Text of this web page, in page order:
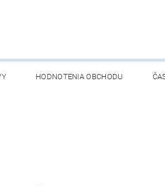
HODNOTENIA OBCHODU